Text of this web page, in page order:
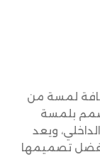
لمسة من
بلمسة
ويعد
تصميمها